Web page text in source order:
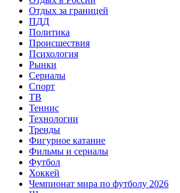
Отдых за границей
ПДД
Политика
Происшествия
Психология
Рынки
Сериалы
Спорт
ТВ
Теннис
Технологии
Тренды
Фигурное катание
Фильмы и сериалы
Футбол
Хоккей
Чемпионат мира по футболу 2026